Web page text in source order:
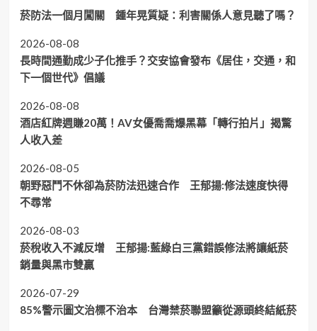
菸防法一個月闖關 鍾年晃質疑：利害關係人意見聽了嗎？
2026-08-08
長時間通勤成少子化推手？交安協會發布《居住，交通，和
下一個世代》倡議
2026-08-08
酒店紅牌週賺20萬！AV女優喬喬爆黑幕「轉行拍片」揭驚
人收入差
2026-08-05
朝野惡鬥不休卻為菸防法迅速合作 王郁揚:修法速度快得
不尋常
2026-08-03
菸稅收入不減反增 王郁揚:藍綠白三黨錯誤修法將讓紙菸
銷量與黑市雙贏
2026-07-29
85%警示圖文治標不治本 台灣禁菸聯盟籲從源頭終結紙菸